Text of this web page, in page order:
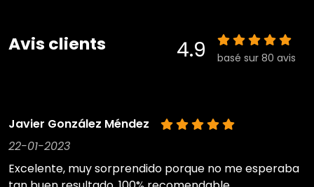
Avis clients 4.9 basé sur 80 avis
Javier González Méndez
22-01-2023
Excelente, muy sorprendido porque no me esperaba